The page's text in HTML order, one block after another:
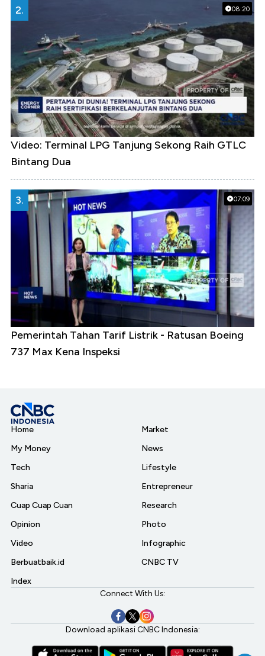
08:20
2.
Video: Terminal LPG Tanjung Sekong Raih GTLC
Bintang Dua
07:09
3.
Pemerintah Tahan Tarif Listrik - Ratusan Boeing
737 Max Kena Inspeksi
Home
My Money
Tech
Sharia
Cuap Cuap Cuan
Opinion
Video
Berbuatbaik.id
Index
Market
News
Lifestyle
Entrepreneur
Research
Photo
Infographic
CNBC TV
Connect With Us:
Download aplikasi CNBC Indonesia: